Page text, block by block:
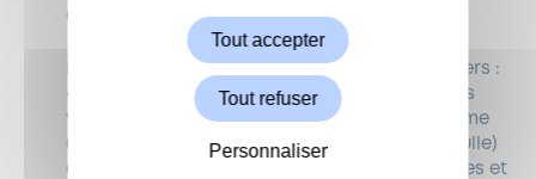
apiculteurs.
Les visiteurs pourront participer à deux ateliers :
« Créer son potager et bien l’entretenir » puis
venir visiter le site entre 15h et 18h le jour même
(domaine de Saint-Cloud, 7 bd du Gal de Gaulle)
et « Présentation du rucher : la vie des abeilles et
Tout accepter
Tout refuser
Personnaliser